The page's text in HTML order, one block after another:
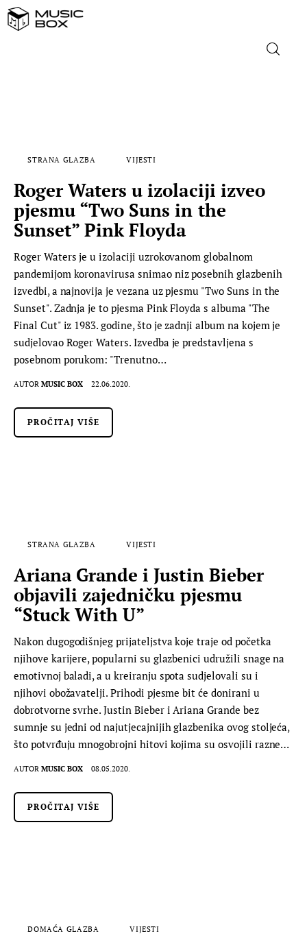
FILM
MUSIC BOX
STRANA GLAZBA VIJESTI
Roger Waters u izolaciji izveo
pjesmu “Two Suns in the
Sunset” Pink Floyda
Roger Waters je u izolaciji uzrokovanom globalnom
pandemijom koronavirusa snimao niz posebnih glazbenih
izvedbi, a najnovija je vezana uz pjesmu "Two Suns in the
Sunset". Zadnja je to pjesma Pink Floyda s albuma "The
Final Cut" iz 1983. godine, što je zadnji album na kojem je
sudjelovao Roger Waters. Izvedba je predstavljena s
posebnom porukom: "Trenutno…
AUTOR MUSIC BOX 22.06.2020.
PROČITAJ VIŠE
STRANA GLAZBA VIJESTI
Ariana Grande i Justin Bieber
objavili zajedničku pjesmu
“Stuck With U”
Nakon dugogodišnjeg prijateljstva koje traje od početka
njihove karijere, popularni su glazbenici udružili snage na
emotivnoj baladi, a u kreiranju spota sudjelovali su i
njihovi obožavatelji. Prihodi pjesme bit će donirani u
dobrotvorne svrhe. Justin Bieber i Ariana Grande bez
sumnje su jedni od najutjecajnijih glazbenika ovog stoljeća,
što potvrđuju mnogobrojni hitovi kojima su osvojili razne…
AUTOR MUSIC BOX 08.05.2020.
PROČITAJ VIŠE
DOMAĆA GLAZBA VIJESTI